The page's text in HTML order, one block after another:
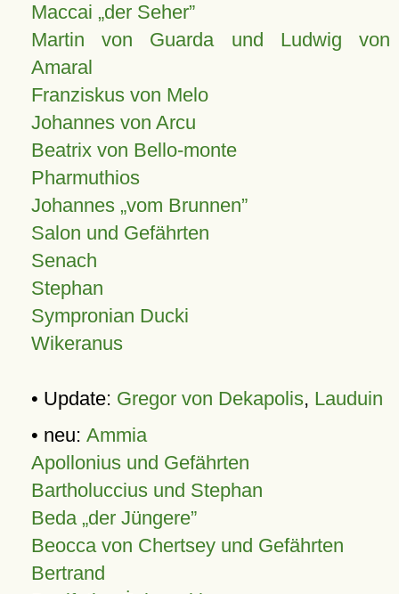
Maccai „der Seher”
Martin von Guarda und Ludwig von
Amaral
Franziskus von Melo
Johannes von Arcu
Beatrix von Bello-monte
Pharmuthios
Johannes vom Brunnen
Salon und Gefährten
Senach
Stephan
Sympronian Ducki
Wikeranus
• Update: Gregor von Dekapolis, Lauduin
• neu: Ammia
Apollonius und Gefährten
Bartholuccius und Stephan
Beda „der Jüngere”
Beocca von Chertsey und Gefährten
Bertrand